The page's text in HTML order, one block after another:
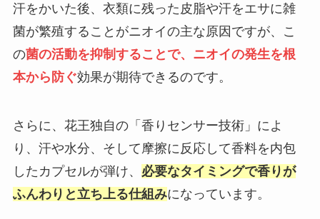
汗をかいた後、衣類に残った皮脂や汗をエサに雑
菌が繁殖することがニオイの主な原因ですが、こ
の菌の活動を抑制することで、ニオイの発生を根
本から防ぐ効果が期待できるのです。
さらに、花王独自の「香りセンサー技術」によ
り、汗や水分、そして摩擦に反応して香料を内包
したカプセルが弾け、 必要なタイミングで香りが
ふんわりと立ち上る仕組みになっています。